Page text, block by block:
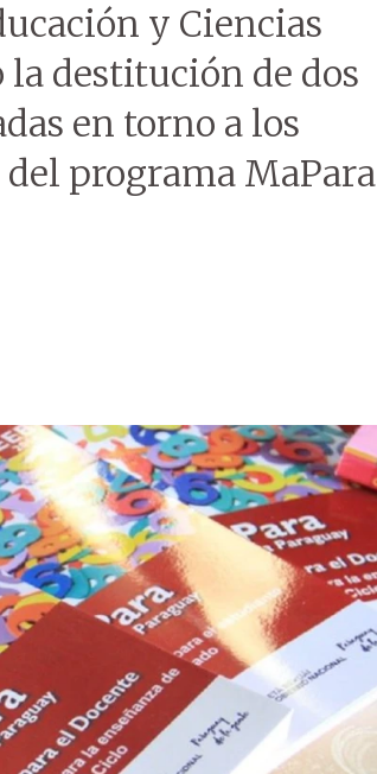
y Ciencias
destitución de dos
en torno a los
programa MaPara